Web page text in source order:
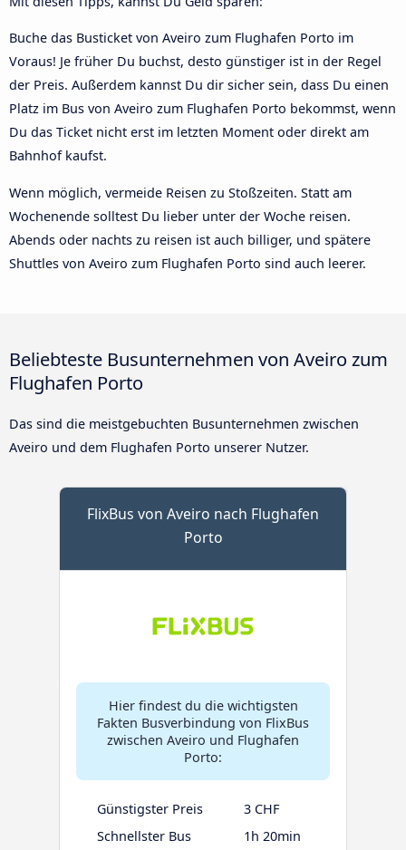
Buche das Busticket von Aveiro zum Flughafen Porto im
Voraus! Je früher Du buchst, desto günstiger ist in der Regel
der Preis. Außerdem kannst Du dir sicher sein, dass Du einen
Platz im Bus von Aveiro zum Flughafen Porto bekommst, wenn
Du das Ticket nicht erst im letzten Moment oder direkt am
Bahnhof kaufst.
Wenn möglich, vermeide Reisen zu Stoßzeiten. Statt am
Wochenende solltest Du lieber unter der Woche reisen.
Abends oder nachts zu reisen ist auch billiger, und spätere
Shuttles von Aveiro zum Flughafen Porto sind auch leerer.
Beliebteste Busunternehmen von Aveiro zum
Flughafen Porto
Das sind die meistgebuchten Busunternehmen zwischen
Aveiro und dem Flughafen Porto unserer Nutzer.
FlixBus von Aveiro nach Flughafen
Porto
Hier findest du die wichtigsten
Fakten Busverbindung von FlixBus
zwischen Aveiro und Flughafen
Porto:
Günstigster Preis
3 CHF
Schnellster Bus
1h 20min